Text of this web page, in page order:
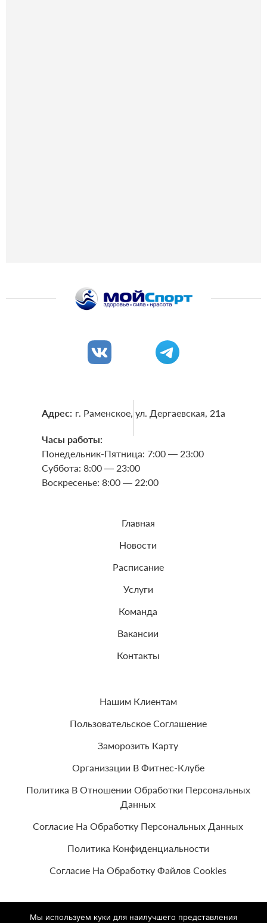
Главная
Новости
Расписание
Услуги
Команда
Вакансии
Контакты
Адрес: г. Раменское, ул. Дергаевская, 21a
Часы работы:
Понедельник-Пятница: 7:00 — 23:00
Суббота: 8:00 — 23:00
Воскресенье: 8:00 — 22:00
Нашим Клиентам
Пользовательское Соглашение
Заморозить Карту
Организации В Фитнес-Клубе
Политика В Отношении Обработки Персональных
Данных
Согласие На Обработку Персональных Данных
Политика Конфиденциальности
Согласие На Обработку Файлов Cookies
© 2026 Все права защищены
Мы используем куки для наилучшего представления